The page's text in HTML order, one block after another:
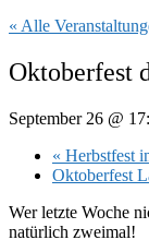
« Alle
Oktoberfest
September 26 @
« Herbstfest
Oktoberfest
Wer letzte Woche
natürlich zweimal!